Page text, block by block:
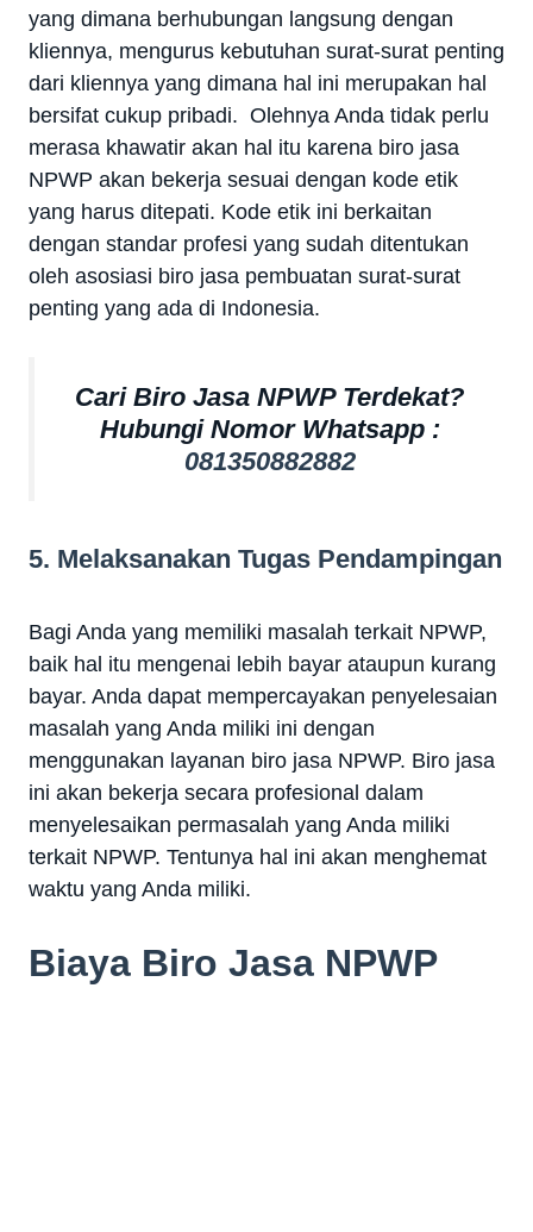
yang dimana berhubungan langsung dengan
kliennya, mengurus kebutuhan surat-surat penting
dari kliennya yang dimana hal ini merupakan hal
bersifat cukup pribadi. Olehnya Anda tidak perlu
merasa khawatir akan hal itu karena biro jasa
NPWP akan bekerja sesuai dengan kode etik
yang harus ditepati. Kode etik ini berkaitan
dengan standar profesi yang sudah ditentukan
oleh asosiasi biro jasa pembuatan surat-surat
penting yang ada di Indonesia.
Cari Biro Jasa NPWP Terdekat?
Hubungi Nomor Whatsapp :
081350882882
5. Melaksanakan Tugas Pendampingan
Bagi Anda yang memiliki masalah terkait NPWP,
baik hal itu mengenai lebih bayar ataupun kurang
bayar. Anda dapat mempercayakan penyelesaian
masalah yang Anda miliki ini dengan
menggunakan layanan biro jasa NPWP. Biro jasa
ini akan bekerja secara profesional dalam
menyelesaikan permasalah yang Anda miliki
terkait NPWP. Tentunya hal ini akan menghemat
waktu yang Anda miliki.
Biaya Biro Jasa NPWP